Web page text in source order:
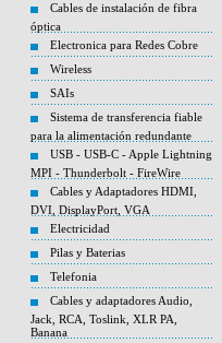
Cables de instalación de fibra
óptica
Electronica para Redes Cobre
Wireless
SAIs
Sistema de transferencia fiable
para la alimentación redundante
USB - USB-C - Apple Lightning
MPI - Thunderbolt - FireWire
Cables y Adaptadores HDMI,
DVI, DisplayPort, VGA
Electricidad
Pilas y Baterias
Telefonia
Cables y adaptadores Audio,
Jack, RCA, Toslink, XLR PA,
Banana